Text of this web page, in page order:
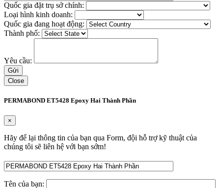
Quốc gia đặt trụ sở chính:
Loại hình kinh doanh:
Quốc gia đang hoạt động:
Thành phố:
Yêu cầu:
Close
PERMABOND ET5428 Epoxy Hai Thành Phần
×
Hãy để lại thông tin của bạn qua Form, đội hỗ trợ kỹ thuật của
chúng tôi sẽ liên hệ với bạn sớm!
Tên của bạn: